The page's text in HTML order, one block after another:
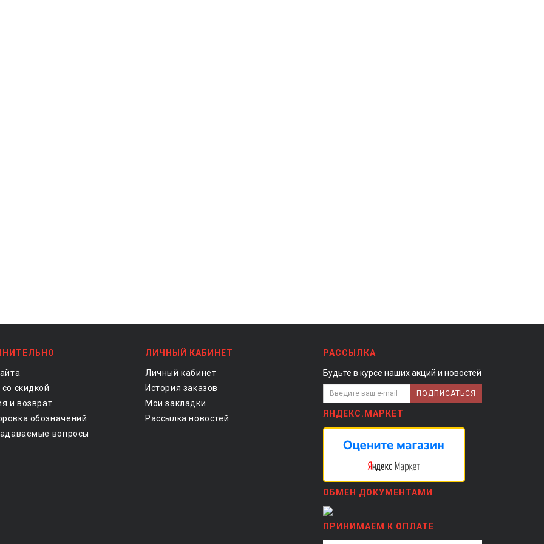
скидкой
и возврат
обозначений
вопросы
ЛИЧНЫЙ КАБИНЕТ
Личный кабинет
История заказов
Мои закладки
Рассылка новостей
РАССЫЛКА
Будьте в курсе наших акций и новостей
ПОДПИСАТЬСЯ
ЯНДЕКС.МАРКЕТ
ОБМЕН ДОКУМЕНТАМИ
ПРИНИМАЕМ К ОПЛАТЕ